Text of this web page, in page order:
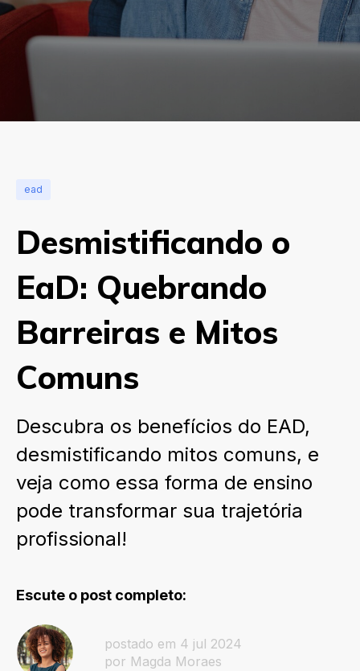
ead
Desmistificando o
EaD: Quebrando
Barreiras e Mitos
Comuns
Descubra os benefícios do EAD,
desmistificando mitos comuns, e
veja como essa forma de ensino
pode transformar sua trajetória
profissional!
Escute o post completo:
postado em 4 jul 2024
por Magda Moraes